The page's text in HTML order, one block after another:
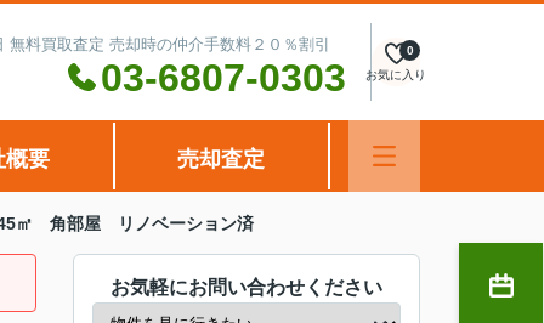
料買取査定 売却時の仲介手数料２０％割引
03-6807-0303 お気に入り
0
概要 売却査定
㎡ 角部屋 リノベーション済
お気軽にお問い合わせください